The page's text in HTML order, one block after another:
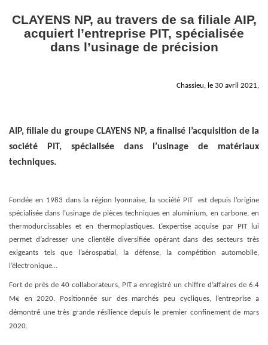
CLAYENS NP, au travers de sa filiale AIP,
acquiert l’entreprise PIT, spécialisée
dans l’usinage de précision
Chassieu, le 30 avril 2021,
AIP, filiale du groupe CLAYENS NP, a finalisé l’acquisition de la
société PIT, spécialisée dans l’usinage de matériaux
techniques.
Fondée en 1983 dans la région lyonnaise, la société PIT est depuis l’origine
spécialisée dans l’usinage de pièces techniques en aluminium, en carbone, en
thermodurcissables et en thermoplastiques. L’expertise acquise par PIT lui
permet d’adresser une clientèle diversifiée opérant dans des secteurs très
exigeants tels que l’aérospatial, la défense, la compétition automobile,
l’électronique…
Fort de près de 40 collaborateurs, PIT a enregistré un chiffre d’affaires de 6.4
M€ en 2020. Positionnée sur des marchés peu cycliques, l’entreprise a
démontré une très grande résilience depuis le premier confinement de mars
2020.